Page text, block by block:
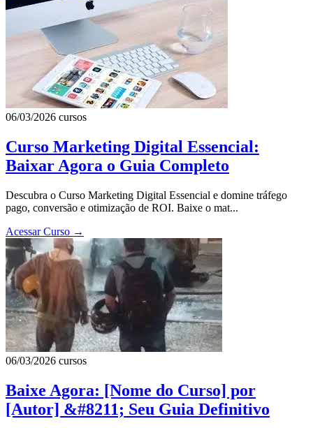
06/03/2026 cursos
Curso Marketing Digital Essencial:
Baixar Agora o Guia Completo
Descubra o Curso Marketing Digital Essencial e domine tráfego
pago, conversão e otimização de ROI. Baixe o mat...
Acessar Curso →
06/03/2026 cursos
Baixe Agora: [Nome do Curso] por
[Autor] &#8211; Seu Guia Definitivo